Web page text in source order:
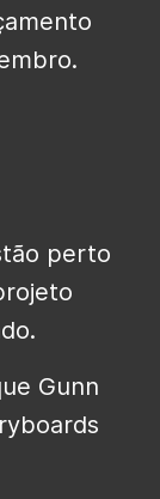
perto
Gunn